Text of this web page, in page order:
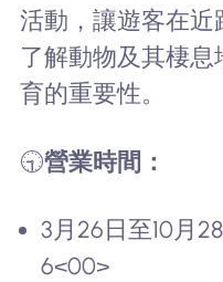
活動，讓遊客在近
了解動物及其棲
育的重要性。
🕤營業時間：
3月26日至10月
6<00>